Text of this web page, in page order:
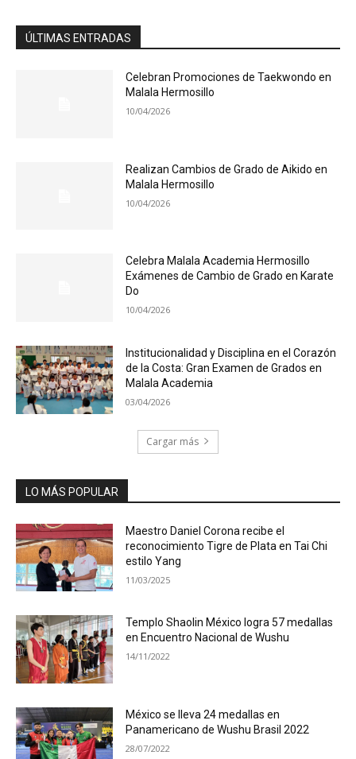
ÚLTIMAS ENTRADAS
Celebran Promociones de Taekwondo en
Malala Hermosillo
10/04/2026
Realizan Cambios de Grado de Aikido en
Malala Hermosillo
10/04/2026
Celebra Malala Academia Hermosillo
Exámenes de Cambio de Grado en Karate
Do
10/04/2026
Institucionalidad y Disciplina en el Corazón
de la Costa: Gran Examen de Grados en
Malala Academia
03/04/2026
Cargar más
LO MÁS POPULAR
Maestro Daniel Corona recibe el
reconocimiento Tigre de Plata en Tai Chi
estilo Yang
11/03/2025
Templo Shaolin México logra 57 medallas
en Encuentro Nacional de Wushu
14/11/2022
México se lleva 24 medallas en
Panamericano de Wushu Brasil 2022
28/07/2022